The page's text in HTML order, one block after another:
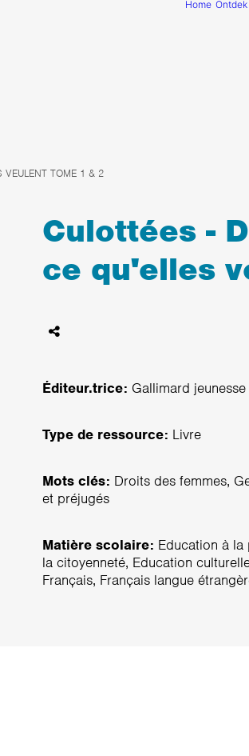
Home Ontdek
VEULENT TOME 1 & 2
Culottées -
ce qu'elles
Éditeur.trice: Gallimard jeunesse
Type de ressource: Livre
Mots clés: Droits des femmes,
et préjugés
Matière scolaire: Education à
la citoyenneté, Education
Français, Français langue